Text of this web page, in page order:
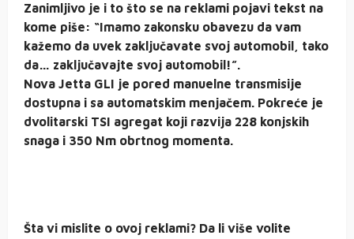
Zanimljivo je i to što se na reklami pojavi tekst na
kome piše: “Imamo zakonsku obavezu da vam
kažemo da uvek zaključavate svoj automobil, tako
da… zaključavajte svoj automobil!”.
Nova Jetta GLI je pored manuelne transmisije
dostupna i sa automatskim menjačem. Pokreće je
dvolitarski TSI agregat koji razvija 228 konjskih
snaga i 350 Nm obrtnog momenta.
Šta vi mislite o ovoj reklami? Da li više volite